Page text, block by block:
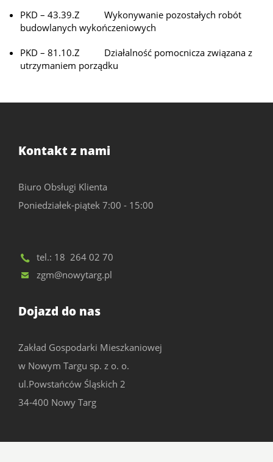
PKD – 43.39.Z Wykonywanie pozostałych robót
budowlanych wykończeniowych
PKD – 81.10.Z Działalność pomocnicza związana z
utrzymaniem porządku
Kontakt z nami
Biuro Obsługi Klienta
Poniedziałek-piątek 7:00 - 15:00
tel.: 18 264 02 70
zgm@nowytarg.pl
Dojazd do nas
Zakład Gospodarki Mieszkaniowej
w Nowym Targu sp. z o. o.
ul.Powstańców Śląskich 2
34-400 Nowy Targ